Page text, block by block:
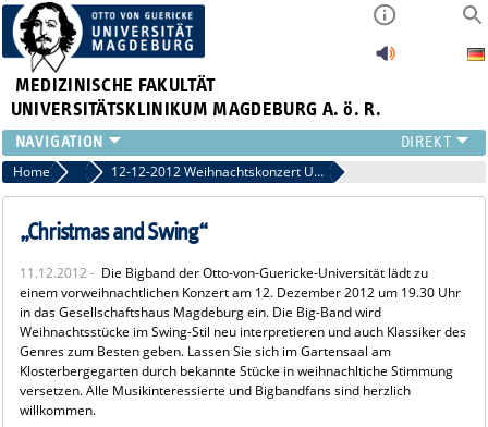
MEDIZINISCHE FAKULTÄT
UNIVERSITÄTSKLINIKUM MAGDEBURG A. ö. R.
INSTITUTE
KLINIKEN
ZENTRALE EINRICHTUNGEN
PRESSE
ÜBER UNS
INTERNATIONAL
INTRANET
Home Archiv 2012 12-12-2012 Weihnachtskonzert Uni-Bigband
„Christmas and Swing“
11.12.2012 - Die Bigband der Otto-von-Guericke-Universität lädt zu
einem vorweihnachtlichen Konzert am 12. Dezember 2012 um 19.30 Uhr
in das Gesellschaftshaus Magdeburg ein. Die Big-Band wird
Weihnachtsstücke im Swing-Stil neu interpretieren und auch Klassiker des
Genres zum Besten geben. Lassen Sie sich im Gartensaal am
Klosterbergegarten durch bekannte Stücke in weihnachltiche Stimmung
versetzen. Alle Musikinteressierte und Bigbandfans sind herzlich
willkommen.